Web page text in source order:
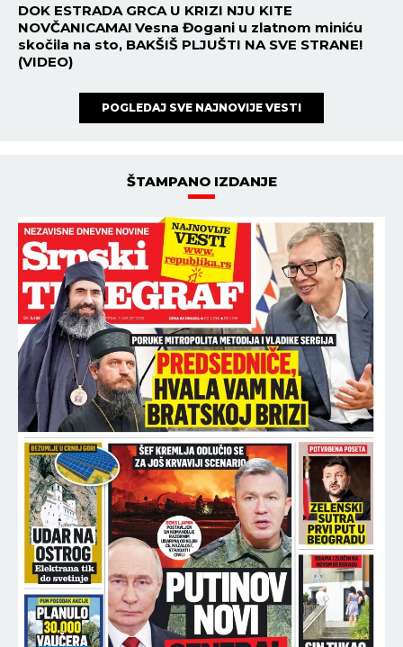
DOK ESTRADA GRCA U KRIZI NJU KITE
NOVČANICAMA! Vesna Đogani u zlatnom miniću
skočila na sto, BAKŠIŠ PLJUŠTI NA SVE STRANE!
(VIDEO)
POGLEDAJ SVE NAJNOVIJE VESTI
ŠTAMPANO IZDANJE